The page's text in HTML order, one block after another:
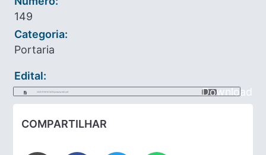
149
Categoria:
Portaria
Edital:
2025-11-06-12-34-11-portaria-149.pdf Download
COMPARTILHAR